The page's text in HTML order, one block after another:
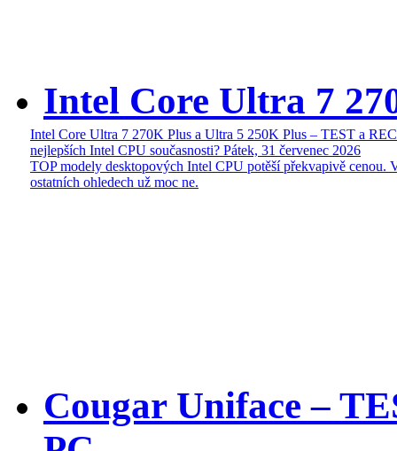
Intel Core Ultra 7
Intel Core Ultra 7 270K Plus a Ultra 5 250K Plus – TEST a
nejlepších Intel CPU současnosti? Pátek, 31 červenec 2026
TOP modely desktopových Intel CPU potěší překvapivě cenou.
ostatních ohledech už moc ne.
Cougar Uniface –